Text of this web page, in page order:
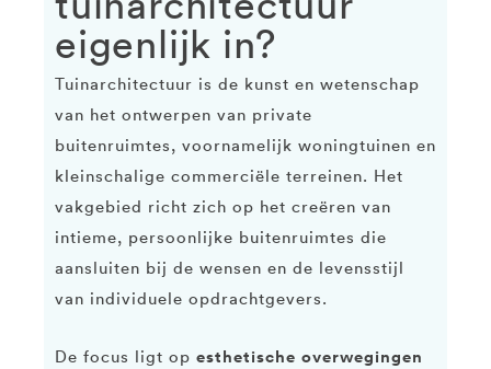
eigenlijk in?
Tuinarchitectuur is de kunst en wetenschap
van het ontwerpen van private
buitenruimtes, voornamelijk woningtuinen en
kleinschalige commerciële terreinen. Het
vakgebied richt zich op het creëren van
intieme, persoonlijke buitenruimtes die
aansluiten bij de wensen en de levensstijl
van individuele opdrachtgevers.
De focus ligt op esthetische overwegingen